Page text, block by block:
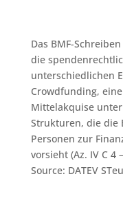
Das BMF-
die
unterschiedlichen
Crowdfunding,
Mittelakquise
Strukturen, die die
Personen zur
vorsieht (Az. IV C 4
Source: DATEV